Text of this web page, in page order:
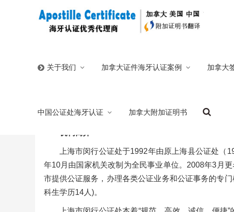
关于我们 加拿大证件海牙认证案例 加拿大
中国公证处海牙认证 加拿大附加证明书
2025/07/09 分类: 上海闵行公证处海牙认证 中国公证处海牙认
上海市闵行公证处于1992年由原上海县公证处
年10月由国家机关改制为全民事业单位。2008年3月
市提供公证服务，办理各类公证业务和公证事务的专
科生学历14人)。